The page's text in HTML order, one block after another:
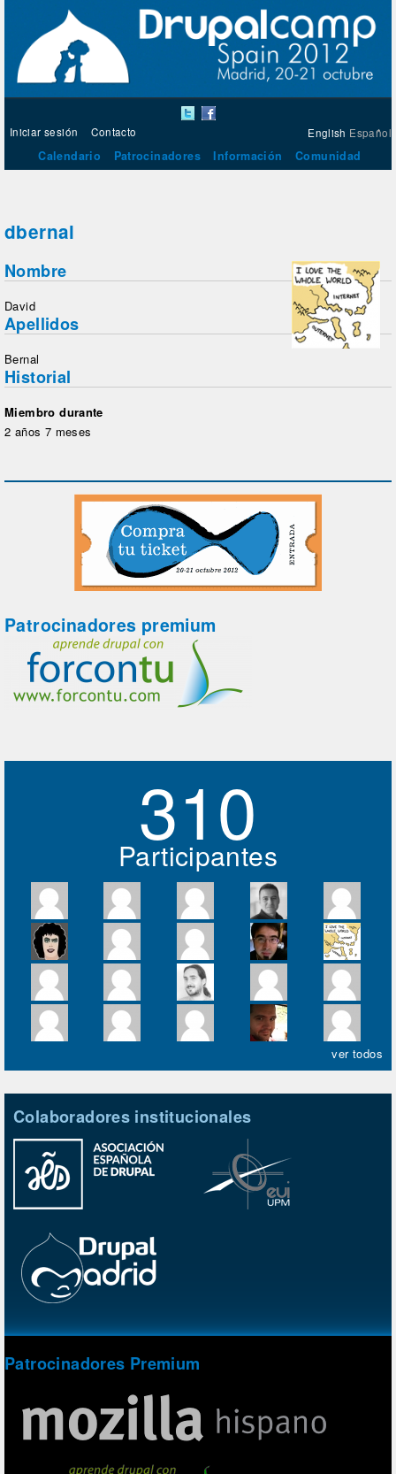
English Español
Iniciar sesión Contacto
Calendario Patrocinadores Información Comunidad
dbernal
Nombre
David
Apellidos
Bernal
Historial
Miembro durante
2 años 7 meses
Patrocinadores premium
310
Participantes
ver todos
Colaboradores institucionales
Patrocinadores Premium